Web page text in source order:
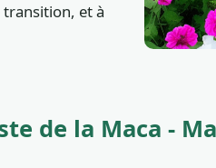
et à
de la Maca -